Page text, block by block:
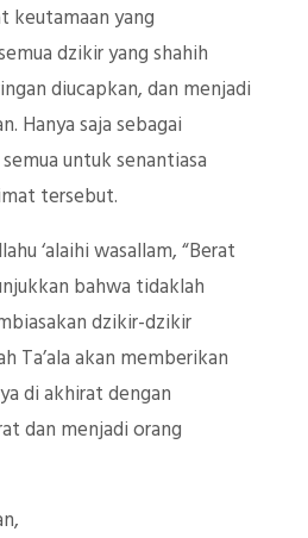
keutamaan yang
dzikir yang shahih
diucapkan, dan menjadi
Hanya saja sebagai
untuk senantiasa
tersebut.
‘alaihi wasallam, “Berat
bahwa tidaklah
dzikir-dzikir
Ta’ala akan memberikan
di akhirat dengan
dan menjadi orang